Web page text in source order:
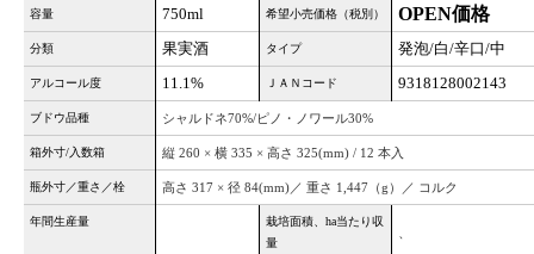
容量 750ml 希望小売価格（税別） OPEN価格
分類 果実酒 タイプ 発泡/白/辛口/中
アルコール度 11.1% ＪＡＮコード 9318128002143
ブドウ品種 シャルドネ70%/ピノ・ノワール30%
箱外寸/入数箱 縦 260 × 横 335 × 高さ 325(mm) / 12 本入
瓶外寸／重さ／栓 高さ 317 × 径 84(mm)／ 重さ 1,447（g）／ コルク
年間生産量
栽培面積、ha当たり収
量